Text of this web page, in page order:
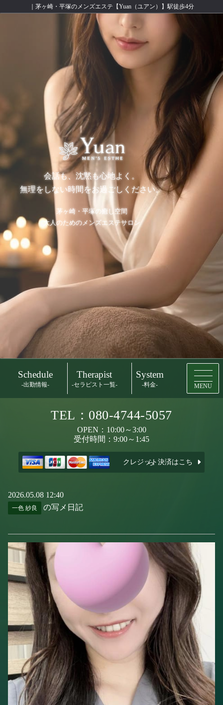
｜茅ヶ崎・平塚のメンズエステ【Yuan（ユアン）】駅徒歩4分
会話も、沈黙も心地よく。
無理をしない時間をお過ごしください。
茅ヶ崎・平塚の癒し空間
大人のためのメンズエステサロン
Schedule
-出勤情報-
Therapist
-セラピスト一覧-
System
-料金- MENU
TEL：080-4744-5057
OPEN：10:00～3:00
受付時間：9:00～1:45
クレジット決済はこちら
2026.05.08 12:40
一色 紗良 の写メ日記